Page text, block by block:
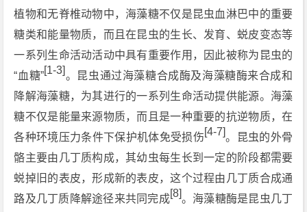
植物和无脊椎动物中，海藻糖不仅是昆虫血淋巴中的重要
糖类和能量物质，而且在昆虫的生长、发育、蜕皮变态等
一系列生命活动活动中具有重要作用，因此被称为昆虫的
“血糖”[1-3]。昆虫通过海藻糖合成酶及海藻糖酶来合成和
降解海藻糖，为其进行的一系列生命活动提供能源。海藻
糖不仅是能量来源物质，而且是一种重要的抗逆物质，在
各种环境压力条件下保护机体免受损伤[4-7]。昆虫的外骨
骼主要由几丁质构成，其幼虫每生长到一定的阶段都需要
蜕掉旧的表皮，形成新的表皮，这个过程由几丁质合成通
路及几丁质降解途径来共同完成[8]。海藻糖酶是昆虫几丁